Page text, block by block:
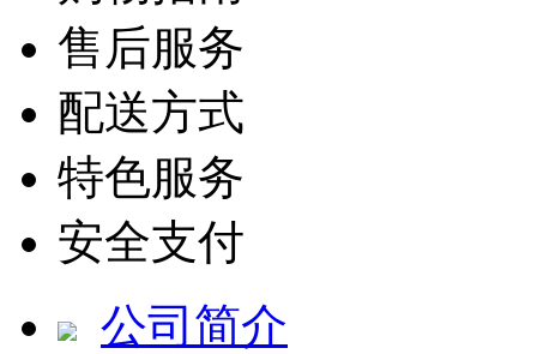
售后服务
配送方式
特色服务
安全支付
公司简介